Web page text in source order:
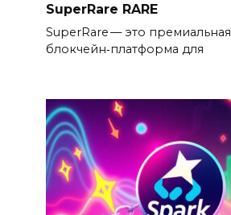
SuperRare RARE
SuperRare — это премиальная
блокчейн‑платформа для